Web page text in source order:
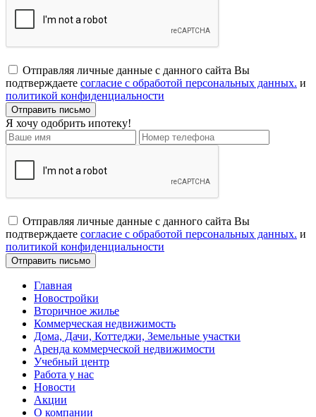
Отправляя личные данные с данного сайта Вы
подтверждаете согласие с обработой персональных данных. и
политикой конфиденциальности
Я хочу одобрить ипотеку!
Отправляя личные данные с данного сайта Вы
подтверждаете согласие с обработой персональных данных. и
политикой конфиденциальности
Главная
Новостройки
Вторичное жилье
Коммерческая недвижимость
Дома, Дачи, Коттеджи, Земельные участки
Аренда коммерческой недвижимости
Учебный центр
Работа у нас
Новости
Акции
О компании